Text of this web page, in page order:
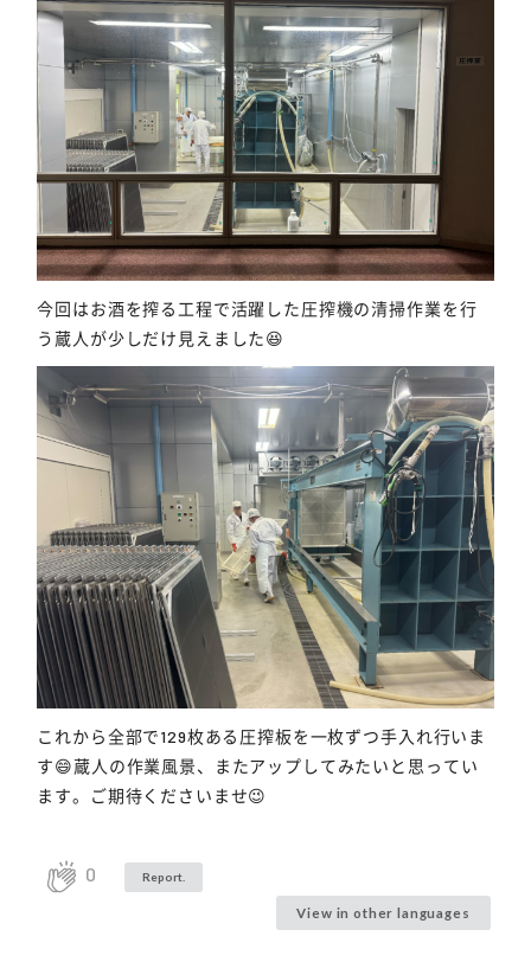
今回はお酒を搾る工程で活躍した圧搾機の清掃作業を行
う蔵人が少しだけ見えました😆
これから全部で129枚ある圧搾板を一枚ずつ手入れ行いま
す😄蔵人の作業風景、またアップしてみたいと思ってい
ます。ご期待くださいませ😉
0 Report.
View in other languages